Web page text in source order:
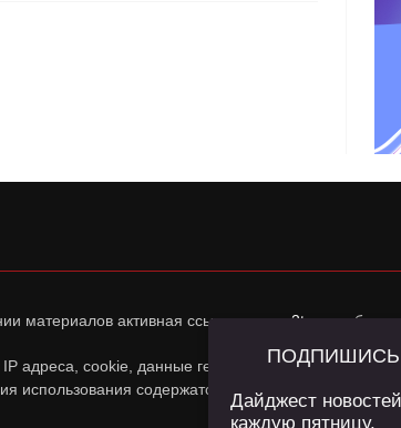
материалов активная ссылка наapp2top.ru
адреса, cookie, данные геолокации Пользователей
использования содержатся в
Политике
ПОДПИШИСЬ
Дайджест
каждую пятницу.